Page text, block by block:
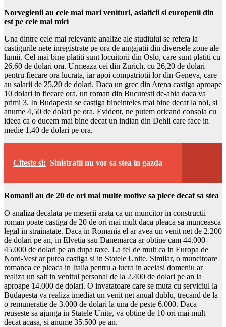
Norvegienii au cele mai mari venituri, asiaticii si europenii din
est pe cele mai mici
Una dintre cele mai relevante analize ale studiului se refera la
castigurile nete inregistrate pe ora de angajatii din diversele zone ale
lumii. Cel mai bine platiti sunt locuitorii din Oslo, care sunt platiti cu
26,60 de dolari ora. Urmeaza cei din Zurich, cu 26,20 de dolari
pentru fiecare ora lucrata, iar apoi compatriotii lor din Geneva, care
au salarii de 25,20 de dolari. Daca un grec din Atena castiga aproape
10 dolari in fiecare ora, un roman din Bucuresti de-abia daca va
primi 3. In Budapesta se castiga bineinteles mai bine decat la noi, si
anume 4,50 de dolari pe ora. Evident, ne putem oricand consola cu
ideea ca o ducem mai bine decat un indian din Dehli care face in
medie 1,40 de dolari pe ora.
Citeste si: Sinistratii nu vor sa stea in gazda
Romanii au de 20 de ori mai multe motive sa plece decat sa stea
O analiza decalata pe meserii arata ca un muncitor in constructii
roman poate castiga de 20 de ori mai mult daca pleaca sa munceasca
legal in strainatate. Daca in Romania el ar avea un venit net de 2.200
de dolari pe an, in Elvetia sau Danemarca ar obtine cam 44.000-
45.000 de dolari pe an dupa taxe. La fel de mult ca in Europa de
Nord-Vest ar putea castiga si in Statele Unite. Similar, o muncitoare
romanca ce pleaca in Italia pentru a lucra in acelasi domeniu ar
realiza un salt in venitul personal de la 2.400 de dolari pe an la
aproape 14.000 de dolari. O invatatoare care se muta cu serviciul la
Budapesta va realiza imediat un venit net anual dublu, trecand de la
o remuneratie de 3.000 de dolari la una de peste 6.000. Daca
reuseste sa ajunga in Statele Unite, va obtine de 10 ori mai mult
decat acasa, si anume 35.500 pe an.